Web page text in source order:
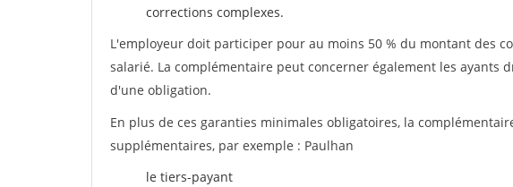
corrections complexes.
L'employeur doit participer pour au moins 50 % du montant des
salarié. La complémentaire peut concerner également les ayants
d'une obligation.
En plus de ces garanties minimales obligatoires, la
supplémentaires, par exemple : Paulhan
le tiers-payant